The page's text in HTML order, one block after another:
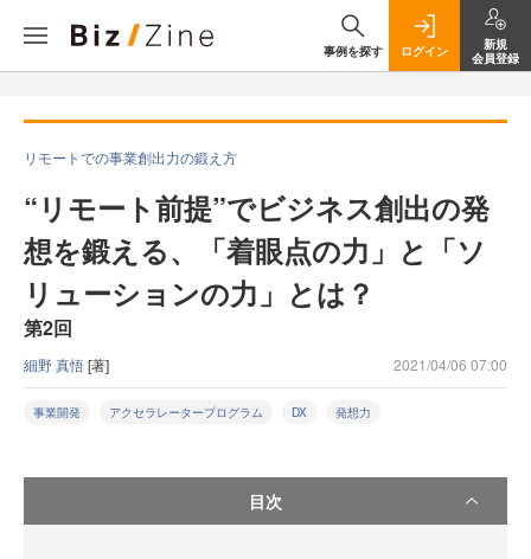
事例を探す ログイン
新規
会員登録
リモートでの事業創出力の鍛え方
“リモート前提”でビジネス創出の発
想を鍛える、「着眼点の力」と「ソ
リューションの力」とは？
第2回
細野 真悟[著] 2021/04/06 07:00
事業開発 アクセラレータープログラム DX 発想力
目次